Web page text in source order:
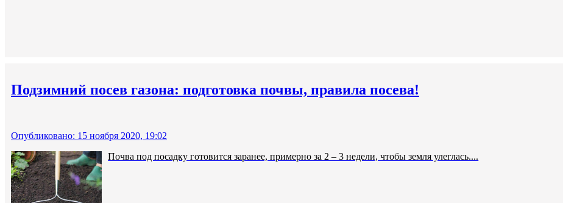
Подзимний посев газона: подготовка почвы, правила посева!
Опубликовано: 15 ноября 2020, 19:02
Почва под посадку готовится заранее, примерно за 2 – 3 недели, чтобы земля улеглась....